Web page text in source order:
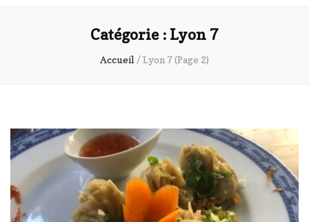
Catégorie :Lyon 7
Accueil /Lyon 7(Page 2)